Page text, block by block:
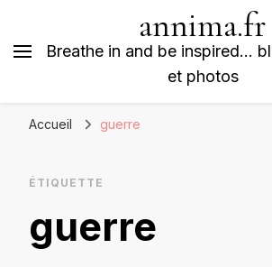
annima.fr
Breathe in and be inspired…
et photos
Accueil guerre
ÉTIQUETTE
guerre